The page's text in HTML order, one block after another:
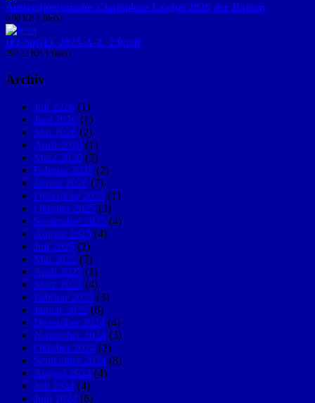
Austragungsmodus Champions League 2026 der Damen
0.00 KB 1 file(s)
IFI-SpGLi_2025-A-Z_2.0.pdf
292.22 KB 1 file(s)
Archiv
Juli 2026 (1)
Juni 2026 (1)
Mai 2026 (2)
April 2026 (1)
März 2026 (5)
Februar 2026 (2)
Januar 2026 (7)
Dezember 2025 (1)
Oktober 2025 (3)
September 2025 (4)
August 2025 (4)
Juli 2025 (2)
Mai 2025 (5)
April 2025 (1)
März 2025 (4)
Februar 2025 (3)
Januar 2025 (8)
Dezember 2024 (4)
November 2024 (3)
Oktober 2024 (2)
September 2024 (8)
August 2024 (4)
Juli 2024 (4)
Juni 2024 (6)